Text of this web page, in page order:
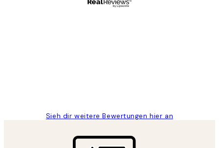
Sieh dir weitere Bewertungen hier an